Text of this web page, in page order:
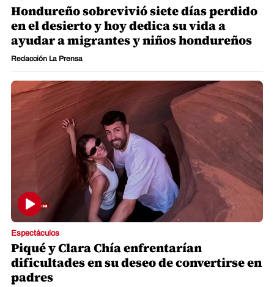
Hondureño sobrevivió siete días perdido
en el desierto y hoy dedica su vida a
ayudar a migrantes y niños hondureños
Redacción La Prensa
Espectáculos
Piqué y Clara Chía enfrentarían
dificultades en su deseo de convertirse en
padres